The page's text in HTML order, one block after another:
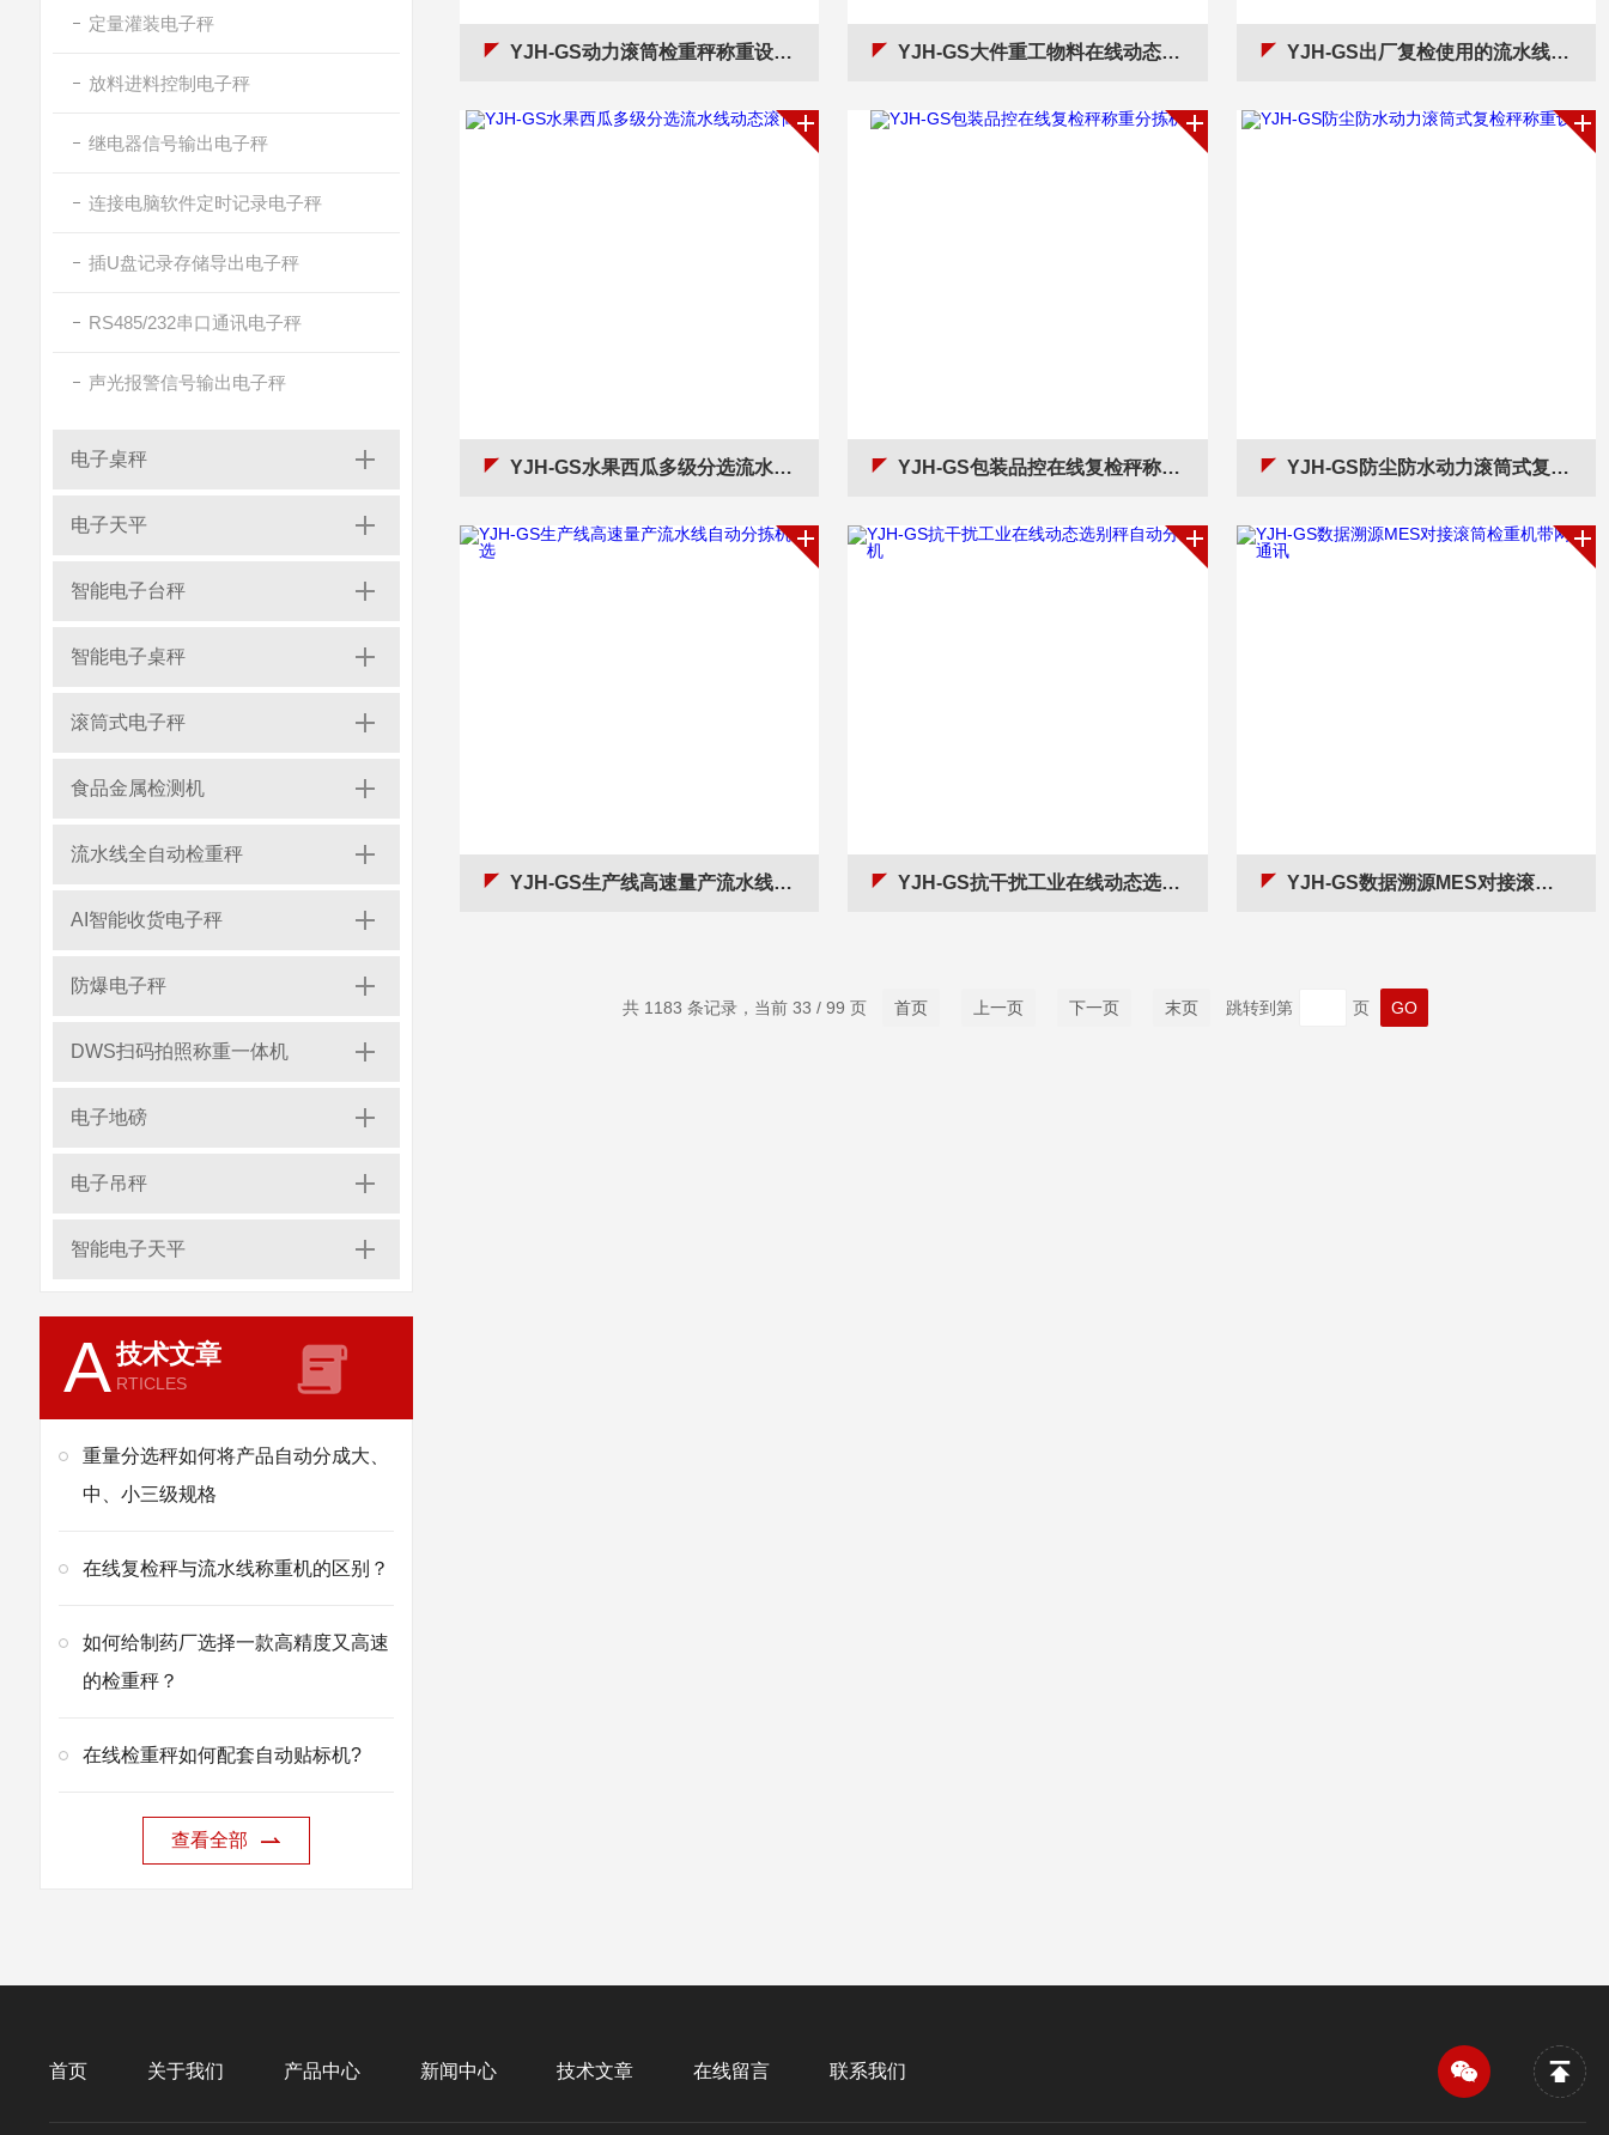
定量灌装电子秤
放料进料控制电子秤
继电器信号输出电子秤
连接电脑软件定时记录电子秤
插U盘记录存储导出电子秤
RS485/232串口通讯电子秤
声光报警信号输出电子秤
电子桌秤
电子天平
智能电子台秤
智能电子桌秤
滚筒式电子秤
食品金属检测机
流水线全自动检重秤
AI智能收货电子秤
防爆电子秤
DWS扫码拍照称重一体机
电子地磅
电子吊秤
智能电子天平
A技术文章
RTICLES
重量分选秤如何将产品自动分成大、
中、小三级规格
在线复检秤与流水线称重机的区别？
如何给制药厂选择一款高精度又高速
的检重秤？
在线检重秤如何配套自动贴标机?
查看全部
YJH-GS动力滚筒检重秤称重设备MES数据上传 YJH-GS大件重工物料在线动态称重选别秤 YJH-GS出厂复检使用的流水线动态分拣检重秤
YJH-GS水果西瓜多级分选流水线动态滚筒秤 YJH-GS包装品控在线复检秤称重分拣机 YJH-GS防尘防水动力滚筒式复检秤称重设备
YJH-GS生产线高速量产流水线自动分拣机分选 YJH-GS抗干扰工业在线动态选别秤自动分选机 YJH-GS数据溯源MES对接滚筒检重机带网口通讯
共 1183 条记录，当前 33 / 99 页 首页 上一页 下一页 末页 跳转到第 页
首页 关于我们 产品中心 新闻中心 技术文章 在线留言 联系我们